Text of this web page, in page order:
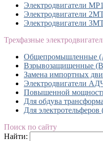
Электродвигатели
Электродвигатели
Электродвигатели
Трехфазные
Общепромышленные
Взрывозащищенные
Замена импортных
Электродвигатели
Повышенной
Для обдува
Для
Поиск по сайту
Найти: